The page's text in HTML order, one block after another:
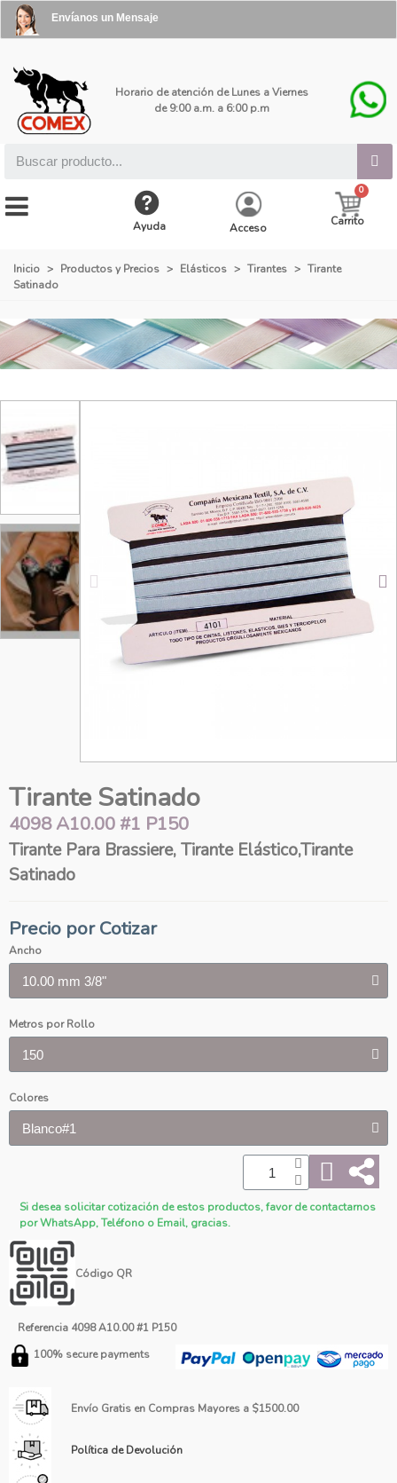
Envíanos un Mensaje
Horario de atención de Lunes a Viernes
de 9:00 a.m. a 6:00 p.m
Ayuda Acceso Carrito
Inicio > Productos y Precios > Elásticos > Tirantes > Tirante
Satinado
Tirante Satinado
4098 A10.00 #1 P150
Tirante Para Brassiere, Tirante Elástico,Tirante
Satinado
Precio por Cotizar
Ancho
Metros por Rollo
Colores
Si desea solicitar cotización de estos productos, favor de contactarnos
por WhatsApp, Teléfono o Email, gracias.
Código QR
Referencia 4098 A10.00 #1 P150
100% secure payments
Envío Gratis en Compras Mayores a $1500.00
Política de Devolución